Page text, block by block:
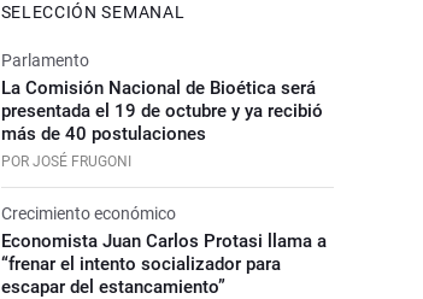
SELECCIÓN SEMANAL
Parlamento
La Comisión Nacional de Bioética será
presentada el 19 de octubre y ya recibió
más de 40 postulaciones
POR JOSÉ FRUGONI
Crecimiento económico
Economista Juan Carlos Protasi llama a
“frenar el intento socializador para
escapar del estancamiento”